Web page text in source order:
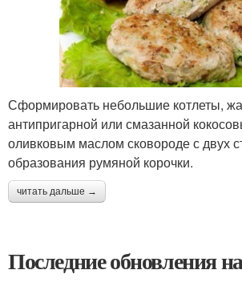
Сформировать небольшие котлеты,
антипригарной или смазанной
оливковым маслом сковороде с двух
образования румяной корочки.
читать дальше →
Последние обновления